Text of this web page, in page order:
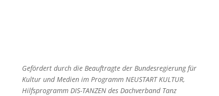
Gefördert durch die Beauftragte der Bundesregierung für
Kultur und Medien im Programm NEUSTART KULTUR,
Hilfsprogramm DIS-TANZEN des Dachverband Tanz